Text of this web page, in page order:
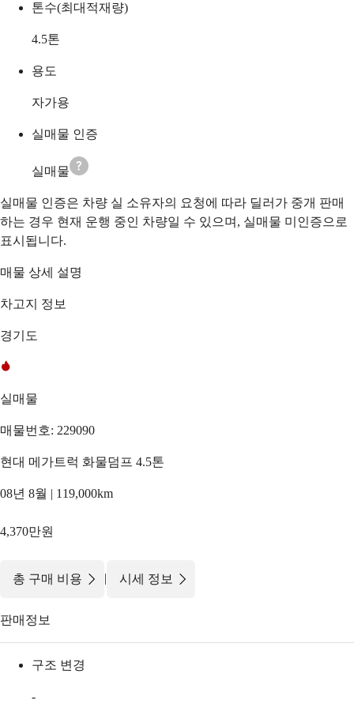
톤수(최대적재량)
4.5톤
용도
자가용
실매물 인증
실매물
실매물 인증은 차량 실 소유자의 요청에 따라 딜러가 중개 판매
하는 경우 현재 운행 중인 차량일 수 있으며, 실매물 미인증으로
표시됩니다.
매물 상세 설명
차고지 정보
경기도
실매물
매물번호: 229090
현대 메가트럭 화물덤프 4.5톤
08년 8월 | 119,000km
4,370만원
총 구매 비용 | 시세 정보
판매정보
구조 변경
-